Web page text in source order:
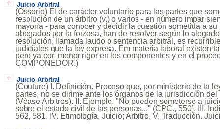
Juicio Arbitral
(Ossorio) El de carácter voluntario para las partes que
resolución de un árbitro (v.) o varios - en número impar
mayoría - para conocer y decidir la cuestión sometida a su
abogados por la forzosa, han de resolver según lo
resolución, llamada laudo o sentencia arbitral, es
judiciales que la ley expresa. Em materia laboral existen
pero ya con menor rigor en los componentes y en el
COMPONEDOR.)
Juicio Arbitral
(Couture) I. Definición. Proceso que, por ministerio de la
partes, no se dirime ante los órganos de la jurisdicción
(Véase Arbitros). II. Ejemplo. "No pueden someterse a
sobre el estado civil de las personas..." (CPC., 550). III.
562, 581. IV. Etimología. Juicio; Arbitro. V. Traducción.